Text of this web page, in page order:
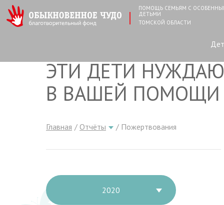
ПОМОЩЬ СЕМЬЯМ С
ДЕТЬМИ
ТОМСКОЙ ОБЛАСТИ
ЭТИ ДЕТИ
В ВАШЕЙ ПОМОЩИ
Главная Отчёты Пожертвования
2020